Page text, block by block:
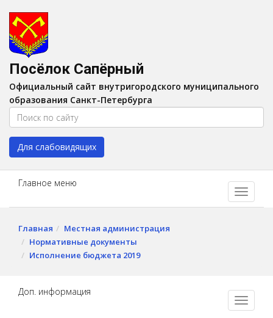
Изображения:
Цвет:A A
Посёлок Сапёрный
Официальный сайт внутригородского муниципального
образования Санкт-Петербурга
Для слабовидящих
Главное меню
Главная
Местная администрация
Нормативные документы
Исполнение бюджета 2019
Доп. информация